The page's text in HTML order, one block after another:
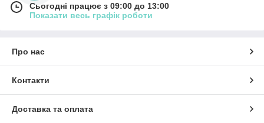
Сьогодні працює з 09:00 до 13:00
Показати весь графік роботи
Про нас
Контакти
Доставка та оплата